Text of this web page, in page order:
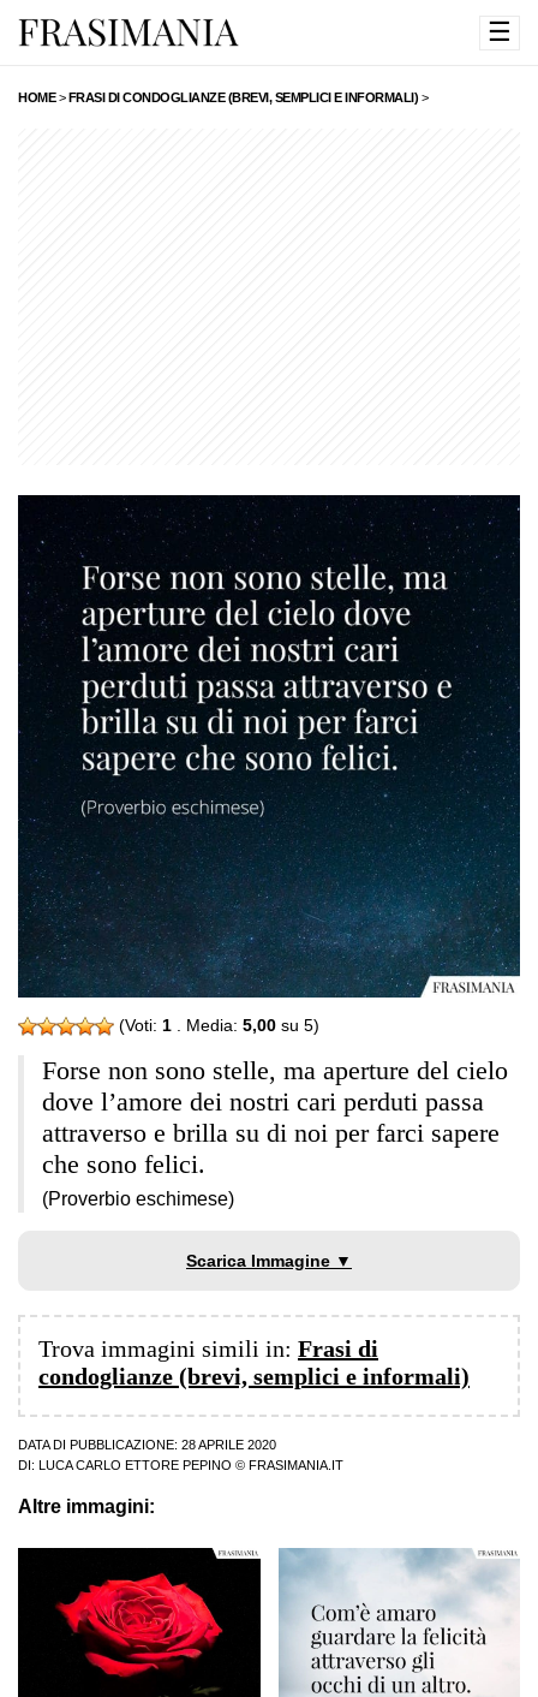
☰
HOME>FRASI DI CONDOGLIANZE (BREVI, SEMPLICI E INFORMALI) >
(Voti: 1 . Media: 5,00 su 5)
Forse non sono stelle, ma aperture del cielo
dove l’amore dei nostri cari perduti passa
attraverso e brilla su di noi per farci sapere
che sono felici.
(Proverbio eschimese)
Scarica Immagine ▼
Trova immagini simili in: Frasi di
condoglianze (brevi, semplici e informali)
DATA DI PUBBLICAZIONE: 28 APRILE 2020
DI:
LUCA CARLO ETTORE PEPINO © FRASIMANIA.IT
Altre immagini: